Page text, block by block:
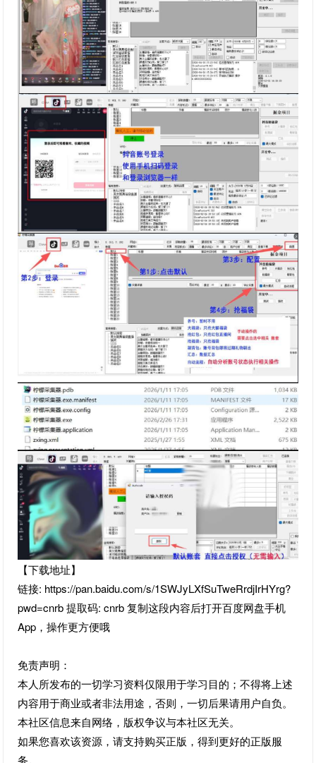
【下载地址】
链接: https://pan.baidu.com/s/1SWJyLXfSuTweRrdjIrHYrg?
pwd=cnrb 提取码: cnrb 复制这段内容后打开百度网盘手机
App，操作更方便哦
免责声明：
本人所发布的一切学习资料仅限用于学习目的；不得将上述
内容用于商业或者非法用途，否则，一切后果请用户自负。
本社区信息来自网络，版权争议与本社区无关。
如果您喜欢该资源，请支持购买正版，得到更好的正版服
务。